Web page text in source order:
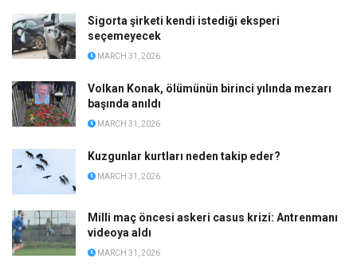
Sigorta şirketi kendi istediği eksperi
seçemeyecek
MARCH 31, 2026
Volkan Konak, ölümünün birinci yılında mezarı
başında anıldı
MARCH 31, 2026
Kuzgunlar kurtları neden takip eder?
MARCH 31, 2026
Milli maç öncesi askeri casus krizi: Antrenmanı
videoya aldı
MARCH 31, 2026